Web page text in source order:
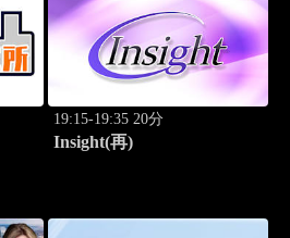
19:15-19:35 20分
Insight(再)